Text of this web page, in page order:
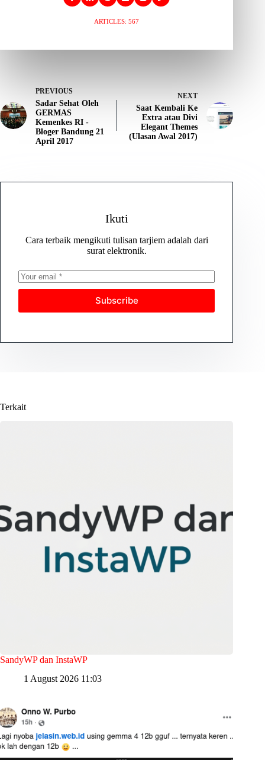
ARTICLES: 567
PREVIOUS
Sadar Sehat Oleh
GERMAS
Kemenkes RI -
Bloger Bandung 21
April 2017
NEXT
Saat Kembali Ke
Extra atau Divi
Elegant Themes
(Ulasan Awal 2017)
Ikuti
Cara terbaik mengikuti tulisan tarjiem adalah dari
surat elektronik.
Subscribe
Terkait
SandyWP dan InstaWP
1 August 2026 11:03